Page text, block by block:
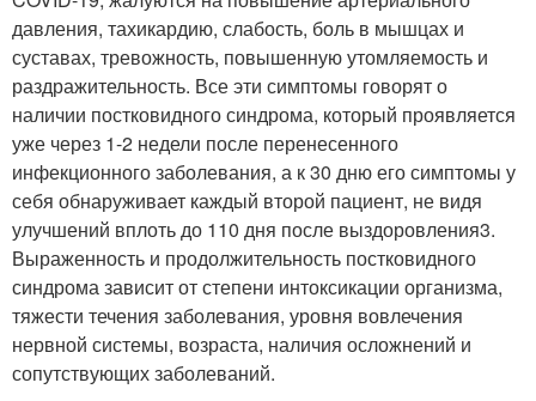
давления, тахикардию, слабость, боль в мышцах и
суставах, тревожность, повышенную утомляемость и
раздражительность. Все эти симптомы говорят о
наличии постковидного синдрома, который проявляется
уже через 1-2 недели после перенесенного
инфекционного заболевания, а к 30 дню его симптомы у
себя обнаруживает каждый второй пациент, не видя
улучшений вплоть до 110 дня после выздоровления3.
Выраженность и продолжительность постковидного
синдрома зависит от степени интоксикации организма,
тяжести течения заболевания, уровня вовлечения
нервной системы, возраста, наличия осложнений и
сопутствующих заболеваний.